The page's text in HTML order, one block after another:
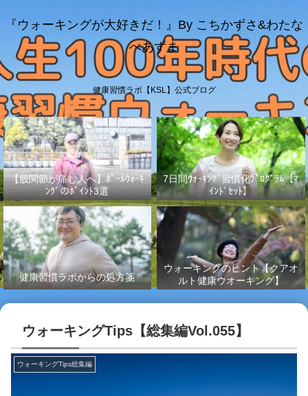
『ウォーキングが大好きだ！』By こちかずさ&わたな
べあずま
健康習慣ラボ【KSL】公式ブログ
【股関節が痛む人へ】ﾎﾟｰﾙｳｫｰｷ
ﾝｸﾞのﾎﾟｲﾝﾄ3選
7日間ｳｫｰｷﾝｸﾞ習慣化ﾌﾟﾛｸﾞﾗﾑ【ﾏ
ｲﾝﾄﾞｾｯﾄ】
健康習慣ラボからの処方箋
ウォーキングのヒント【クアオ
ルト健康ウオーキング】
No.003
ウォーキングTips【総集編Vol.055】
ウォーキングTips総集編